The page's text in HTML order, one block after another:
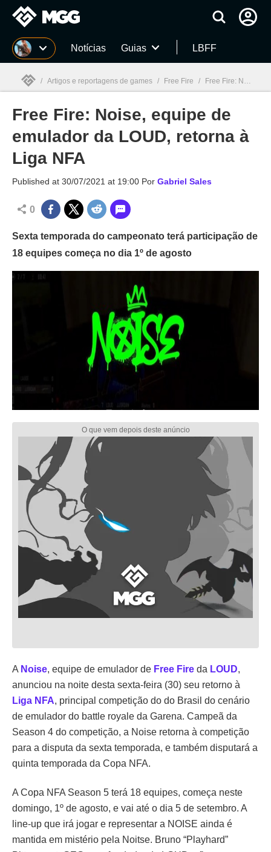
Millenium Notícias Guias LBFF
Millenium
/ Artigos e reportagens de games / Free Fire / Free Fire: Noise, equipe de emulador da LOUD, retorna à Liga NFA
Free Fire: Noise, equipe de
emulador da LOUD, retorna à
Liga NFA
Published at 30/07/2021 at 19:00 Por Gabriel Sales
0
Sexta temporada do campeonato terá participação de
18 equipes começa no dia 1º de agosto
A Noise, equipe de emulador de Free Fire da LOUD,
anunciou na noite desta sexta-feira (30) seu retorno à
Liga NFA, principal competição do do Brasil do cenário
de emulador do battle royale da Garena. Campeã da
Season 4 do competição, a Noise retorna à competição
para a disputa da sexta temporada, e também disputará a
quinta temporada da Copa NFA.
A Copa NFA Season 5 terá 18 equipes, começa neste
domingo, 1º de agosto, e vai até o dia 5 de setembro. A
line-up que irá jogar e representar a NOISE ainda é
mantida em mistério pela Noitse. Bruno “Playhard”